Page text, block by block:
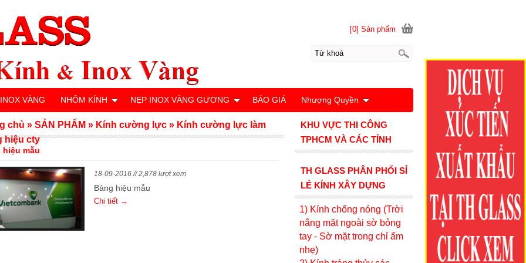
hiệu mẫu
18-09-2016 // 2,878 lượt xem
Bảng hiệu mẫu
Chi tiết →
chủ »SẢN PHẨM » Kính cường lực » Kính cường lực làm
hiệu cty
KHU VỰC THI CÔNG
TPHCM VÀ CÁC TỈNH
TH GLASS PHÂN PHỐI SỈ
LẺ KÍNH XÂY DỰNG
1) Kính chống nóng (Trời
nắng mặt ngoài sờ bỏng
tay - Sờ mặt trong chỉ ấm
nhẹ)
[0] Sản phẩm
VÀNG NHÔM KÍNH NẸP INOX VÀNG GƯƠNG BÁO GIÁ Nhượng Quyền